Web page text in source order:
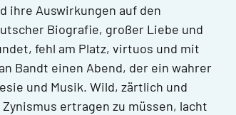
ihre Auswirkungen auf den
Biografie, großer Liebe und
fehl am Platz, virtuos und mit
Bandt einen Abend, der ein wahrer
und Musik. Wild, zärtlich und
ertragen zu müssen, lacht